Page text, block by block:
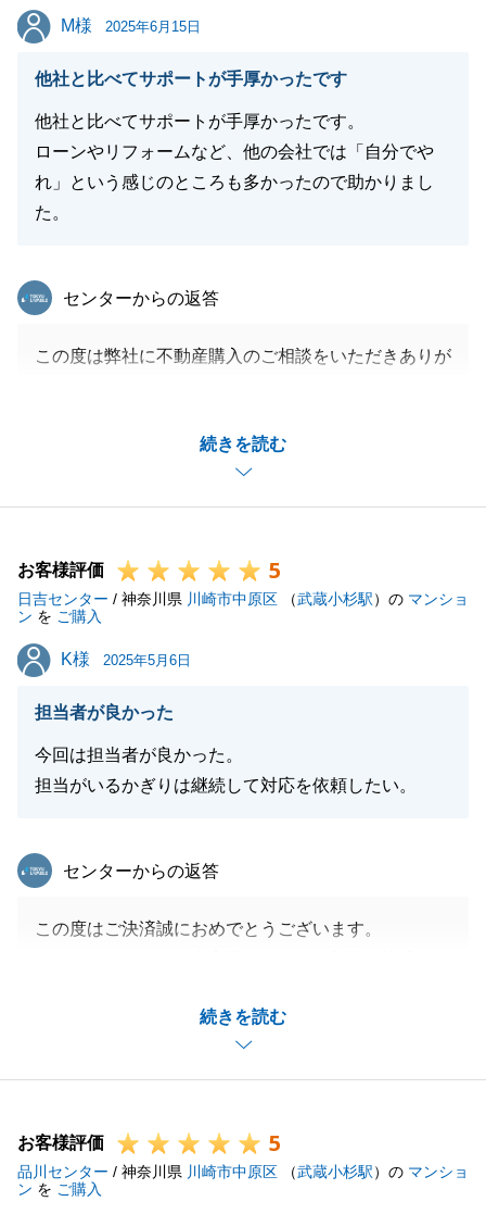
M様
M様 2025年6月15日
他社と比べてサポートが手厚かったです
他社と比べてサポートが手厚かったです。
ローンやリフォームなど、他の会社では「自分でや
れ」という感じのところも多かったので助かりまし
た。
続きを読む
東急リバブル
センターからの返答
この度は弊社に不動産購入のご相談をいただきありが
が、M様のご協力のおかげでスムーズにお取引を進め
M様のご購入のお手伝いができたことを非常に嬉しく
もしまたお力になれることがございましたらお気軽に
ご相談をいただけますと幸いでございます。
今後とも何卒よろしくお願いいたします。
お客様評価 5
日吉センター / 神奈川県 川崎市中原区 （武蔵小杉駅）の マンショ
ン を ご購入
K様
K様 2025年5月6日
担当者が良かった
今回は担当者が良かった。
担当がいるかぎりは継続して対応を依頼したい。
続きを読む
東急リバブル
センターからの返答
この度はご決済誠におめでとうございます。
是非またご検討の際にはお声がけ頂けますと幸いで
す。
今後ともよろしくお願いいたします。
お客様評価 5
品川センター / 神奈川県 川崎市中原区 （武蔵小杉駅）の マンショ
ン を ご購入